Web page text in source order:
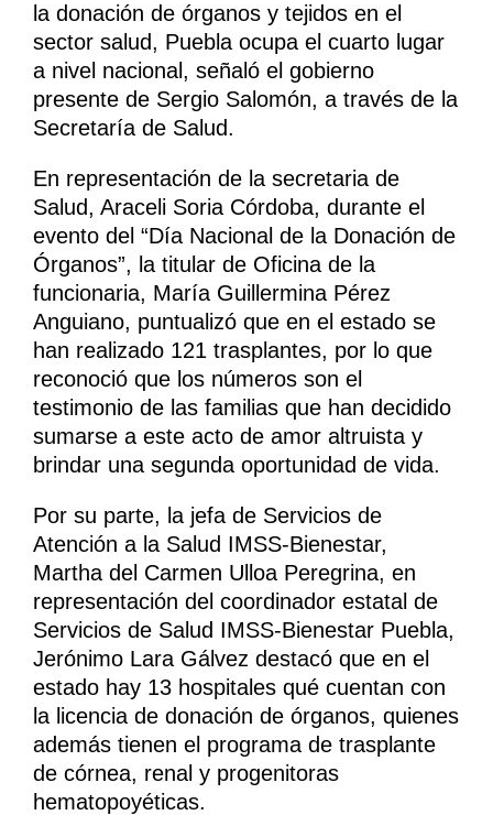
la donación de órganos y tejidos en el
sector salud, Puebla ocupa el cuarto lugar
a nivel nacional, señaló el gobierno
presente de Sergio Salomón, a través de la
Secretaría de Salud.
En representación de la secretaria de
Salud, Araceli Soria Córdoba, durante el
evento del “Día Nacional de la Donación de
Órganos”, la titular de Oficina de la
funcionaria, María Guillermina Pérez
Anguiano, puntualizó que en el estado se
han realizado 121 trasplantes, por lo que
reconoció que los números son el
testimonio de las familias que han decidido
sumarse a este acto de amor altruista y
brindar una segunda oportunidad de vida.
Por su parte, la jefa de Servicios de
Atención a la Salud IMSS-Bienestar,
Martha del Carmen Ulloa Peregrina, en
representación del coordinador estatal de
Servicios de Salud IMSS-Bienestar Puebla,
Jerónimo Lara Gálvez destacó que en el
estado hay 13 hospitales qué cuentan con
la licencia de donación de órganos, quienes
además tienen el programa de trasplante
de córnea, renal y progenitoras
hematopoyéticas.